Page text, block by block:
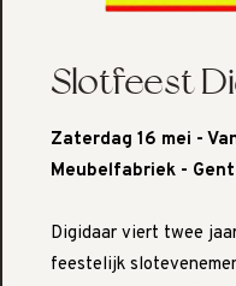
Slotfeest
Zaterdag 16 mei -
Meubelfabriek - Gent
Digidaar viert twee
feestelijk